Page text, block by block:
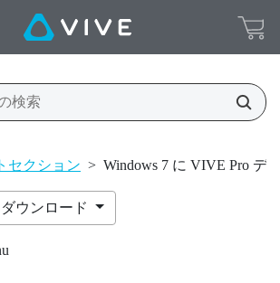
セクション > Windows 7 に VIVE Pro デ
ウンロード